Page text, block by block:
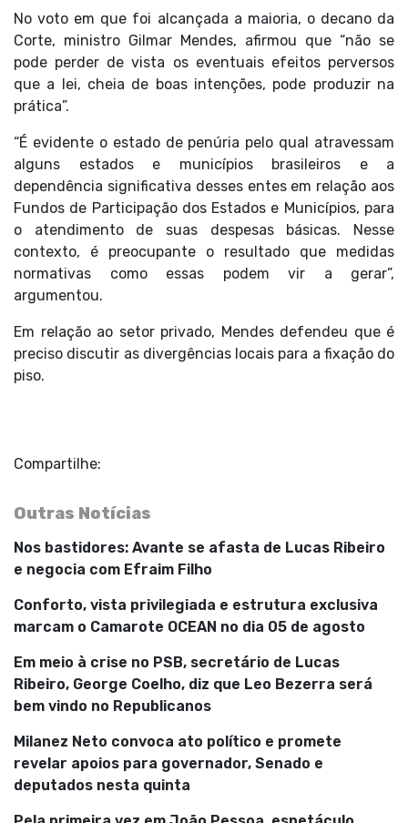
No voto em que foi alcançada a maioria, o decano da
Corte, ministro Gilmar Mendes, afirmou que “não se
pode perder de vista os eventuais efeitos perversos
que a lei, cheia de boas intenções, pode produzir na
prática”.
“É evidente o estado de penúria pelo qual atravessam
alguns estados e municípios brasileiros e a
dependência significativa desses entes em relação aos
Fundos de Participação dos Estados e Municípios, para
o atendimento de suas despesas básicas. Nesse
contexto, é preocupante o resultado que medidas
normativas como essas podem vir a gerar”,
argumentou.
Em relação ao setor privado, Mendes defendeu que é
preciso discutir as divergências locais para a fixação do
piso.
Compartilhe:
Outras Notícias
Nos bastidores: Avante se afasta de Lucas Ribeiro
e negocia com Efraim Filho
Conforto, vista privilegiada e estrutura exclusiva
marcam o Camarote OCEAN no dia 05 de agosto
Em meio à crise no PSB, secretário de Lucas
Ribeiro, George Coelho, diz que Leo Bezerra será
bem vindo no Republicanos
Milanez Neto convoca ato político e promete
revelar apoios para governador, Senado e
deputados nesta quinta